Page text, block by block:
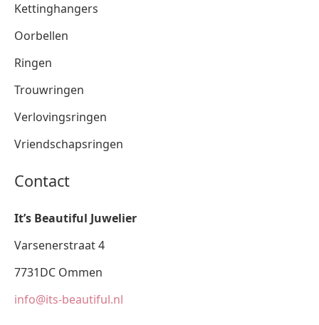
Kettinghangers
Oorbellen
Ringen
Trouwringen
Verlovingsringen
Vriendschapsringen
Contact
It’s Beautiful Juwelier
Varsenerstraat 4
7731DC Ommen
info@its-beautiful.nl